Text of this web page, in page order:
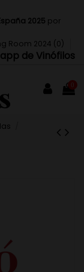
2025 por
Room 2024 (0 )
de Vinófilos
0